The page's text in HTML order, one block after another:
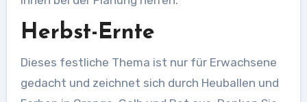
Herbst-Ernte
Dieses festliche Thema ist nur für Erwachsene
gedacht und zeichnet sich durch Heuballen und